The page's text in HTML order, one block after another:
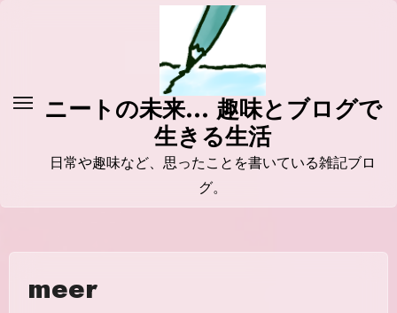
ッ
ニートの未来... 趣味とブログで
生きる生活
日常や趣味など、思ったことを書いている雑記ブロ
グ。
meer